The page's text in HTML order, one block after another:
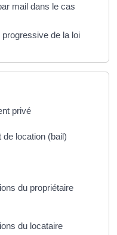
mail dans le cas
de la loi
privé
location (bail)
du propriétaire
du locataire